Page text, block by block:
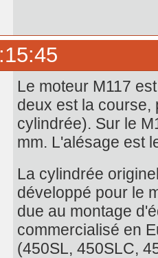
Le moteur M117
deux est la course,
cylindrée). Sur le
mm. L'alésage est
La cylindrée
développé pour le
due au montage
commercialisé en
(450SL, 450SLC,